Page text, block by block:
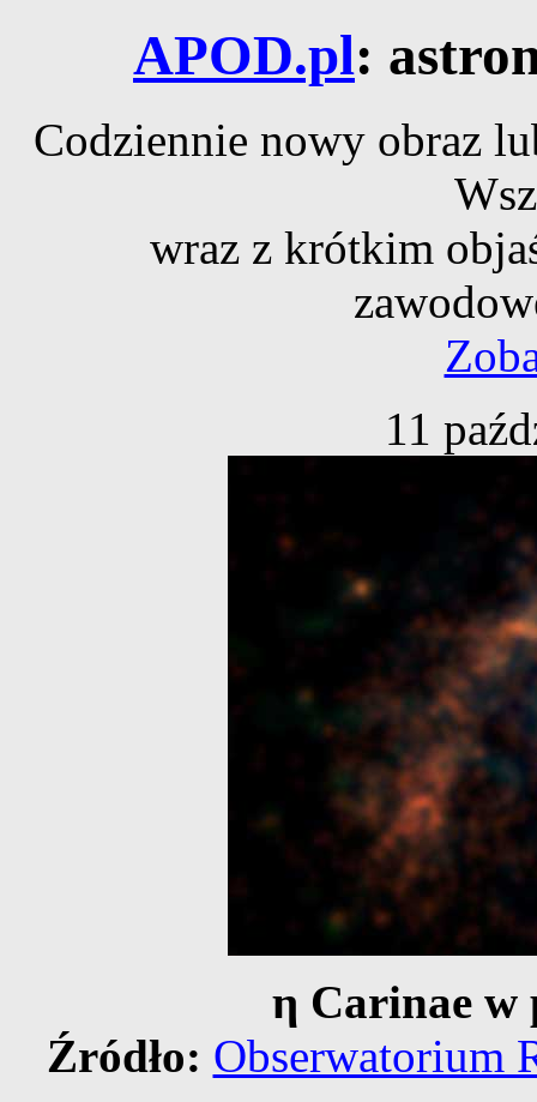
APOD.pl:
Codziennie nowy obraz
wraz z krótkim
11
η Carinae w
Źródło: Obserwatorium